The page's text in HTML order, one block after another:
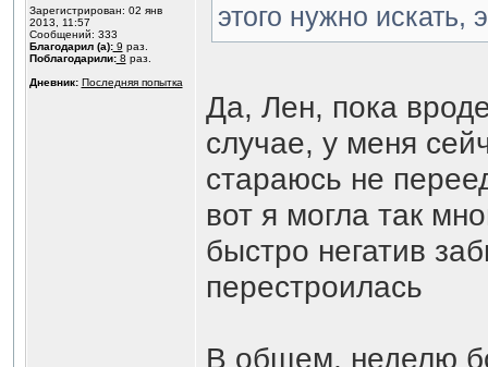
Зарегистрирован: 02 янв
2013, 11:57
Сообщений: 333
Благодарил (а):9 раз.
Поблагодарили:8 раз.
Дневник: Последняя попытка
этого нужно искать,
Да, Лен, пока
случае, у меня
стараюсь не
вот я могла так
быстро негатив
перестроилась
В общем, неделю